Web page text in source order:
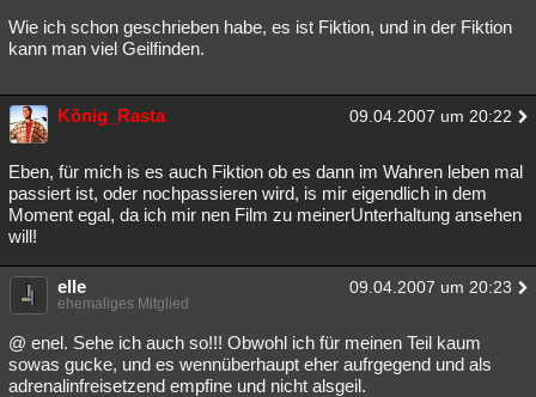
Wie ich schon geschrieben habe, es ist Fiktion, und in der Fiktion
kann man viel Geilfinden.
König_Rasta 09.04.2007 um 20:22
Eben, für mich is es auch Fiktion ob es dann im Wahren leben mal
passiert ist, oder nochpassieren wird, is mir eigendlich in dem
Moment egal, da ich mir nen Film zu meinerUnterhaltung ansehen
will!
elle 09.04.2007 um 20:23
ehemaliges Mitglied
@ enel. Sehe ich auch so!!! Obwohl ich für meinen Teil kaum
sowas gucke, und es wennüberhaupt eher aufrgegend und als
adrenalinfreisetzend empfine und nicht alsgeil.